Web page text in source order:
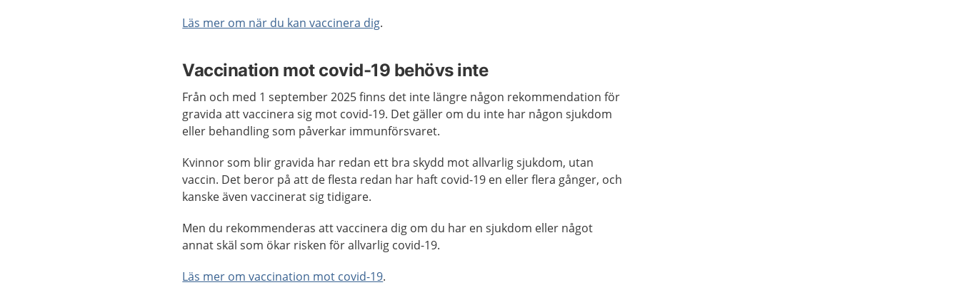
Läs mer om när du kan vaccinera dig.
Vaccination mot covid-19 behövs inte
Från och med 1 september 2025 finns det inte längre någon rekommendation för
gravida att vaccinera sig mot covid-19. Det gäller om du inte har någon sjukdom
eller behandling som påverkar immunförsvaret.
Kvinnor som blir gravida har redan ett bra skydd mot allvarlig sjukdom, utan
vaccin. Det beror på att de flesta redan har haft covid-19 en eller flera gånger, och
kanske även vaccinerat sig tidigare.
Men du rekommenderas att vaccinera dig om du har en sjukdom eller något
annat skäl som ökar risken för allvarlig covid-19.
Läs mer om vaccination mot covid-19.